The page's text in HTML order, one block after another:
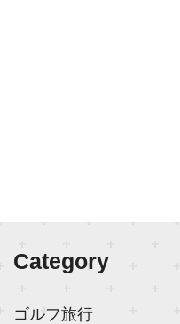
Category
ゴルフ旅行